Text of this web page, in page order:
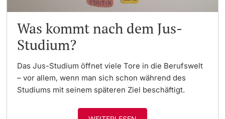
Was kommt nach dem Jus-
Studium?
Das Jus-Studium öffnet viele Tore in die Berufswelt
– vor allem, wenn man sich schon während des
Studiums mit seinem späteren Ziel beschäftigt.